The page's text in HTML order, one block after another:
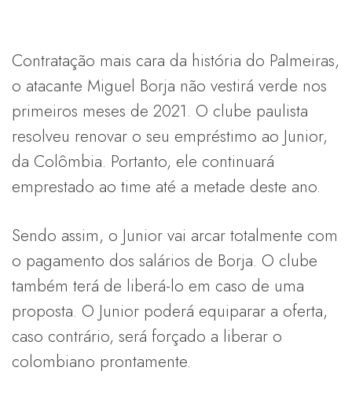
Contratação mais cara da história do Palmeiras,
o atacante Miguel Borja não vestirá verde nos
primeiros meses de 2021. O clube paulista
resolveu renovar o seu empréstimo ao Junior,
da Colômbia. Portanto, ele continuará
emprestado ao time até a metade deste ano.
Sendo assim, o Junior vai arcar totalmente com
o pagamento dos salários de Borja. O clube
também terá de liberá-lo em caso de uma
proposta. O Junior poderá equiparar a oferta,
caso contrário, será forçado a liberar o
colombiano prontamente.